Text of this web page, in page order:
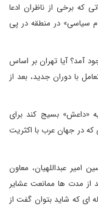
که برخی از ناظران ادعا
سیاسی» در منطقه در پی
آمد؟ آیا تهران بر اساس
با دوران جدید، بعد از
«داعش» بسیج کند برای
در جهان عرب با اکثریت
امیر عبداللهیان، معاون
از مدت ها ممانعت عشایر
ای که شاید بتوان گفت از